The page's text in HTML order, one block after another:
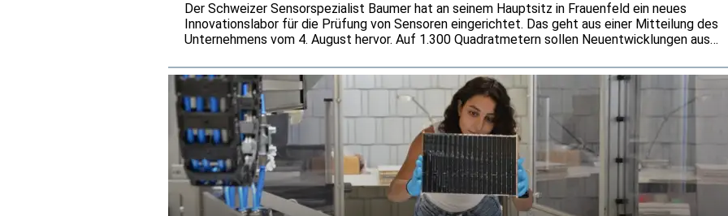
Der Schweizer Sensorspezialist Baumer hat an seinem Hauptsitz in Frauenfeld ein neues
Innovationslabor für die Prüfung von Sensoren eingerichtet. Das geht aus einer Mitteilung des
Unternehmens vom 4. August hervor. Auf 1.300 Quadratmetern sollen Neuentwicklungen aus
Belastungen simulieren, die über gängige Normanforderungen hinausgehen.